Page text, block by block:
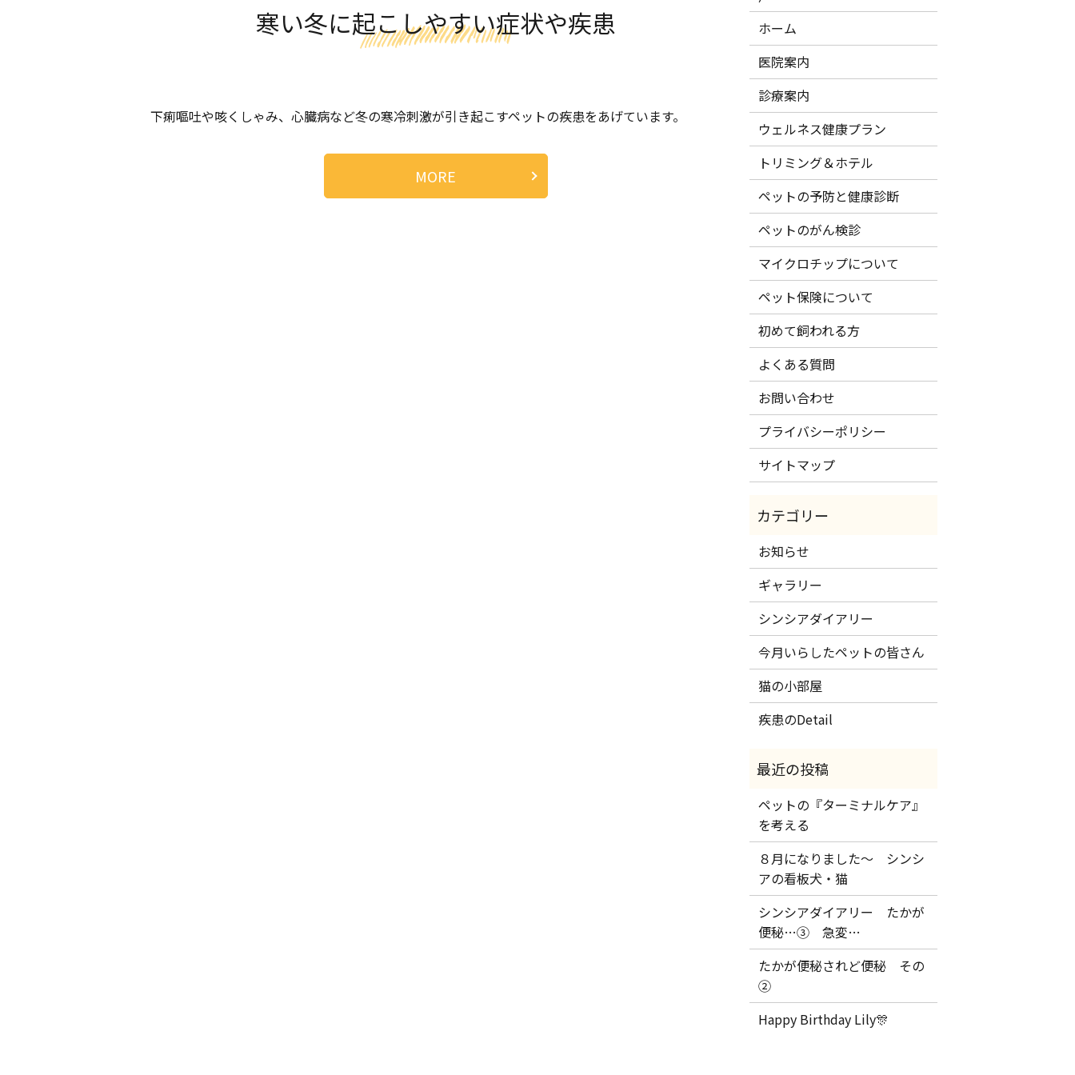
寒い冬に起こしやすい症状や疾患
下痢嘔吐や咳くしゃみ、心臓病など冬の寒冷刺激が引き起こすペットの疾患をあげています。
MORE
ホーム
医院案内
診療案内
ウェルネス健康プラン
トリミング＆ホテル
ペットの予防と健康診断
ペットのがん検診
マイクロチップについて
ペット保険について
初めて飼われる方
よくある質問
お問い合わせ
プライバシーポリシー
サイトマップ
お知らせ
ギャラリー
シンシアダイアリー
今月いらしたペットの皆さん
猫の小部屋
疾患のDetail
ペットの『ターミナルケア』
を考える
８月になりました～ シンシ
アの看板犬・猫
シンシアダイアリー たかが
便秘…③ 急変…
たかが便秘されど便秘 その
②
Happy Birthday Lily🎊